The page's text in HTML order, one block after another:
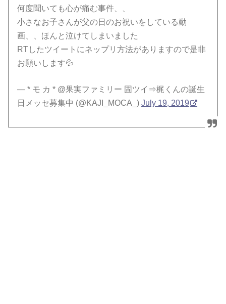
何度聞いても心が痛む事件、、
小さなお子さんが父の日のお祝いをしている動
画、、ほんと泣けてしまいました
RTしたツイートにネップリ方法がありますので是非
お願いします💦
— * モ カ * @果実ファミリー 固ツイ⇒梶くんの誕生
日メッセ募集中 (@KAJI_MOCA_)July 19, 2019